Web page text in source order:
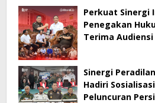
Perkuat Sinergi
Penegakan
Terima
Sinergi
Hadiri
Peluncuran